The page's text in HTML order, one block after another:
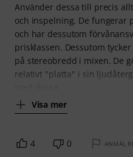
Använder dessa till precis
och inspelning. De fungerar
och har dessutom
prisklassen. Dessutom
på stereobredd i mixen. De
relativt "platta" i sin
Visa mer
4 0 ANMÄL